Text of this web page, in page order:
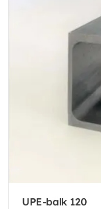
UPE-balk 120